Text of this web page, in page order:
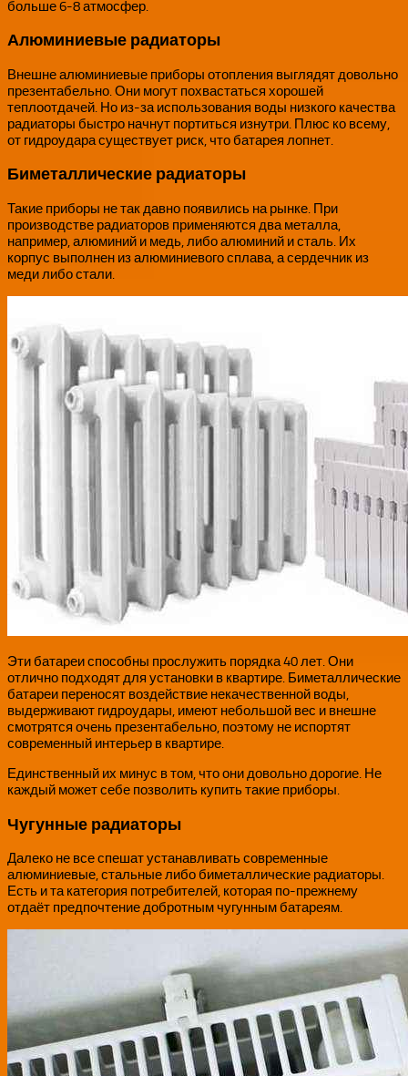
больше 6-8 атмосфер.
Алюминиевые радиаторы
Внешне алюминиевые приборы отопления выглядят довольно
презентабельно. Они могут похвастаться хорошей
теплоотдачей. Но из-за использования воды низкого качества
радиаторы быстро начнут портиться изнутри. Плюс ко всему,
от гидроудара существует риск, что батарея лопнет.
Биметаллические радиаторы
Такие приборы не так давно появились на рынке. При
производстве радиаторов применяются два металла,
например, алюминий и медь, либо алюминий и сталь. Их
корпус выполнен из алюминиевого сплава, а сердечник из
меди либо стали.
Эти батареи способны прослужить порядка 40 лет. Они
отлично подходят для установки в квартире. Биметаллические
батареи переносят воздействие некачественной воды,
выдерживают гидроудары, имеют небольшой вес и внешне
смотрятся очень презентабельно, поэтому не испортят
современный интерьер в квартире.
Единственный их минус в том, что они довольно дорогие. Не
каждый может себе позволить купить такие приборы.
Чугунные радиаторы
Далеко не все спешат устанавливать современные
алюминиевые, стальные либо биметаллические радиаторы.
Есть и та категория потребителей, которая по-прежнему
отдаёт предпочтение добротным чугунным батареям.